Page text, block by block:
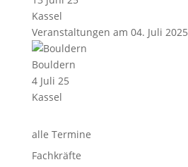
Kassel
Veranstaltungen am 04. Juli 2025
Bouldern
4 Juli 25
Kassel
alle Termine
Fachkräfte